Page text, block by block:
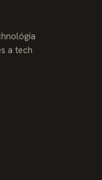
a tech